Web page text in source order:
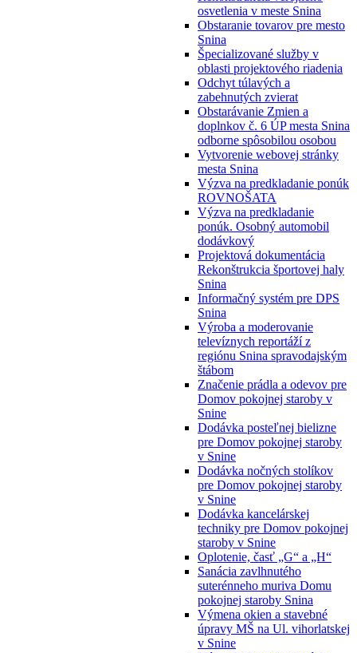
osvetlenia v meste Snina
Obstaranie tovarov pre mesto
Snina
Špecializované služby v
oblasti projektového riadenia
Odchyt túlavých a
zabehnutých zvierat
Obstarávanie Zmien a
doplnkov č. 6 ÚP mesta Snina
odborne spôsobilou osobou
Vytvorenie webovej stránky
mesta Snina
Výzva na predkladanie ponúk
ROVNOŠATA
Výzva na predkladanie
ponúk. Osobný automobil
dodávkový
Projektová dokumentácia
Rekonštrukcia športovej haly
Snina
Informačný systém pre DPS
Snina
Výroba a moderovanie
televíznych reportáží z
regiónu Snina spravodajským
štábom
Značenie prádla a odevov pre
Domov pokojnej staroby v
Snine
Dodávka posteľnej bielizne
pre Domov pokojnej staroby
v Snine
Dodávka nočných stolíkov
pre Domov pokojnej staroby
v Snine
Dodávka kancelárskej
techniky pre Domov pokojnej
staroby v Snine
Oplotenie, časť „G“ a „H“
Sanácia zavlhnutého
suterénneho muriva Domu
pokojnej staroby Snina
Výmena okien a stavebné
úpravy MŠ na Ul. vihorlatskej
v Snine